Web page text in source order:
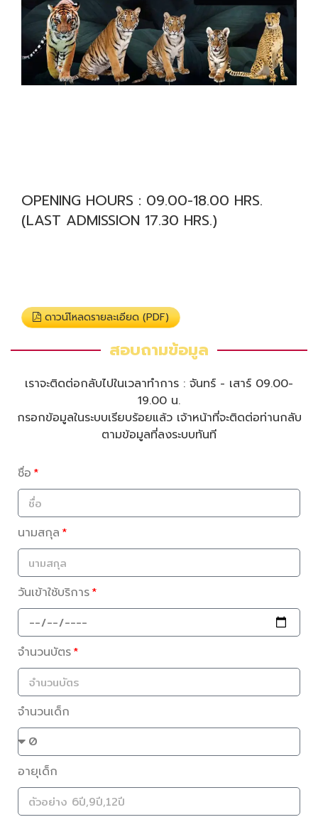
OPENING HOURS : 09.00-18.00 HRS.
(LAST ADMISSION 17.30 HRS.)
ดาวน์โหลดรายละเอียด (PDF)
สอบถามข้อมูล
เราจะติดต่อกลับไปในเวลาทำการ : จันทร์ - เสาร์ 09.00-
19.00 น.
กรอกข้อมูลในระบบเรียบร้อยแล้ว เจ้าหน้าที่จะติดต่อท่านกลับ
ตามข้อมูลที่ลงระบบทันที
ชื่อ
นามสกุล
วันเข้าใช้บริการ
จำนวนบัตร
จำนวนเด็ก
อายุเด็ก